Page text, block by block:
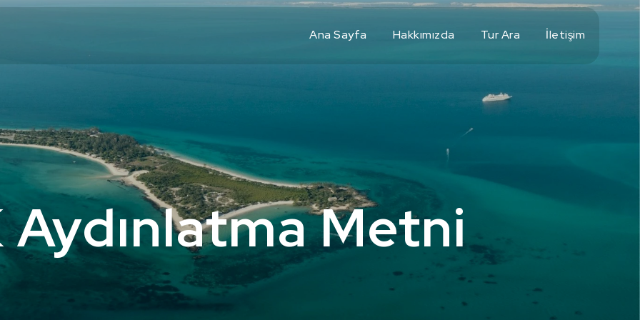
Ana Sayfa Hakkımızda Tur Ara İletişim
Aydınlatma Metni